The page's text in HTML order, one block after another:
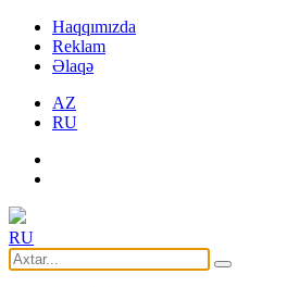
Haqqımızda
Reklam
Əlaqə
AZ
RU
RU